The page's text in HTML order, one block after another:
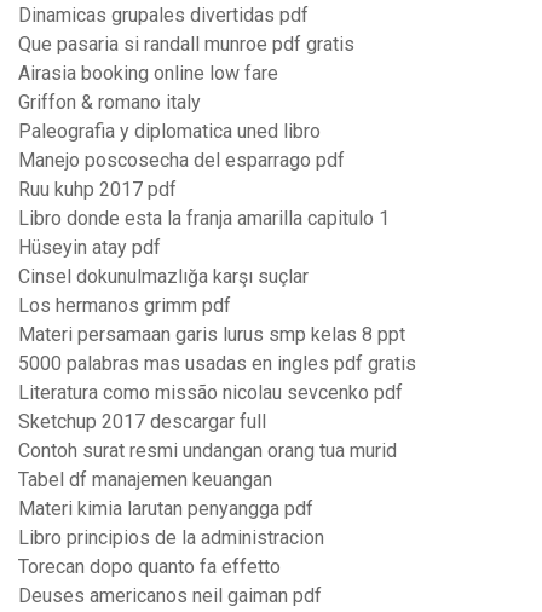
Dinamicas grupales divertidas pdf
Que pasaria si randall munroe pdf gratis
Airasia booking online low fare
Griffon & romano italy
Paleografia y diplomatica uned libro
Manejo poscosecha del esparrago pdf
Ruu kuhp 2017 pdf
Libro donde esta la franja amarilla capitulo 1
Hüseyin atay pdf
Cinsel dokunulmazlığa karşı suçlar
Los hermanos grimm pdf
Materi persamaan garis lurus smp kelas 8 ppt
5000 palabras mas usadas en ingles pdf gratis
Literatura como missão nicolau sevcenko pdf
Sketchup 2017 descargar full
Contoh surat resmi undangan orang tua murid
Tabel df manajemen keuangan
Materi kimia larutan penyangga pdf
Libro principios de la administracion
Torecan dopo quanto fa effetto
Deuses americanos neil gaiman pdf